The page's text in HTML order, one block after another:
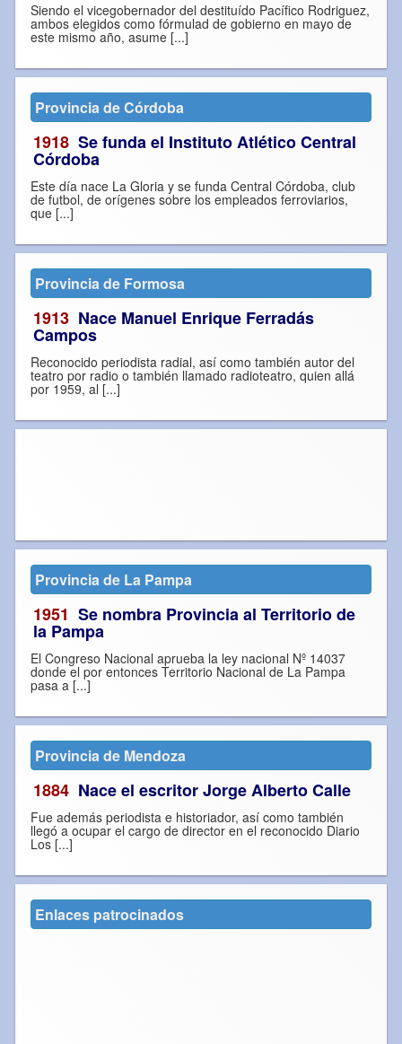
Siendo el vicegobernador del destituído Pacífico Rodriguez,
ambos elegidos como fórmulad de gobierno en mayo de
este mismo año, asume [...]
Provincia de Córdoba
1918
Córdoba
Este día nace La Gloria y se funda Central Córdoba, club
de futbol, de orígenes sobre los empleados ferroviarios,
que [...]
Provincia de Formosa
1913
Campos
Reconocido periodista radial, así como también autor del
teatro por radio o también llamado radioteatro, quien allá
por 1959, al [...]
Provincia de La Pampa
1951
la Pampa
El Congreso Nacional aprueba la ley nacional Nº 14037
donde el por entonces Territorio Nacional de La Pampa
pasa a [...]
Provincia de Mendoza
1884 Nace el escritor Jorge Alberto Calle
Fue además periodista e historiador, así como también
llegó a ocupar el cargo de director en el reconocido Diario
Los [...]
Enlaces patrocinados